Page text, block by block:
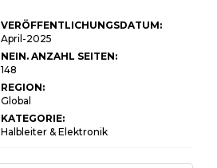
VERÖFFENTLICHUNGSDATUM:
April-2025
NEIN. ANZAHL SEITEN:
148
REGION:
Global
KATEGORIE:
Halbleiter & Elektronik